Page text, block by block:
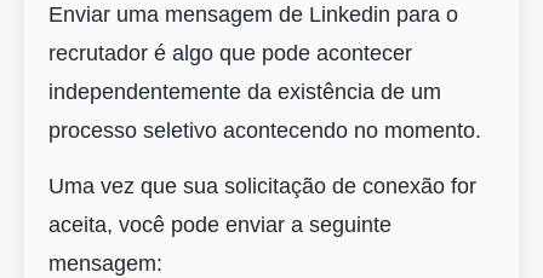
Enviar uma mensagem de Linkedin para o
recrutador é algo que pode acontecer
independentemente da existência de um
processo seletivo acontecendo no momento.
Uma vez que sua solicitação de conexão for
aceita, você pode enviar a seguinte
mensagem: